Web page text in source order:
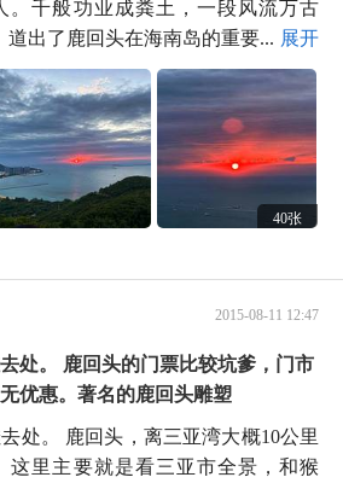
。千般功业成粪土，一段风流万古
出了鹿回头在海南岛的重要...
展开
40张
2015-08-11 12:47
处。 鹿回头的门票比较坑爹，门市
优惠。著名的鹿回头雕塑
处。 鹿回头，离三亚湾大概10公里
这里主要就是看三亚市全景，和猴